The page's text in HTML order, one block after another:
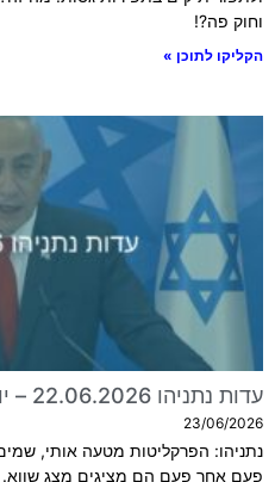
וחוק פה?!
הקליקו לתוכן »
עדות נתניהו 22.06.2026 – יום עדות מס' 96
23/06/2026
נתניהו: הפרקליטות מטעה אותי,
פעם אחר פעם הם מציגים מצג